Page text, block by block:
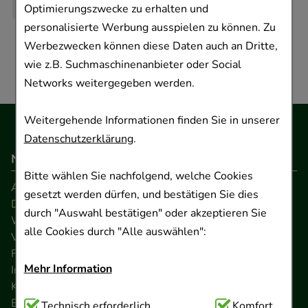
Optimierungszwecke zu erhalten und
personalisierte Werbung ausspielen zu können. Zu
Werbezwecken können diese Daten auch an Dritte,
wie z.B. Suchmaschinenanbieter oder Social
Networks weitergegeben werden.
Weitergehende Informationen finden Sie in unserer
Datenschutzerklärung.
Bitte wählen Sie nachfolgend, welche Cookies
gesetzt werden dürfen, und bestätigen Sie dies
durch "Auswahl bestätigen" oder akzeptieren Sie
alle Cookies durch "Alle auswählen":
Mehr Information
Navigation
AGB
Datenschutz
Widerrufsrecht
Versandkosten
FAQ
Impressum
Kontakt
Barrierefreiheitserklärung